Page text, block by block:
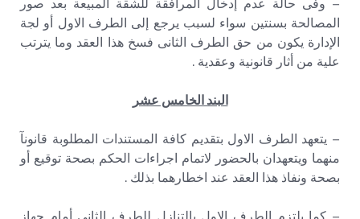
المصالحة بسنتين سواء لسبب يرجع إلى الطرف الاول أو لجة
الإدارة يكون من حق الطرف الثانى فسخ هذا العقد وما يترتب
علية من أثار قانونية وعقدية .
البند الخامس عشر
– يتعهد الطرف الاول بتقديم كافة المستندات المطلوبة قانونآ
منهما ويتعهدان بالحضور لاتمام اجراءات الحكم بصحة توقيع أو
بصحة ونفاذ هذا العقد عند اخطارهما بذلك .